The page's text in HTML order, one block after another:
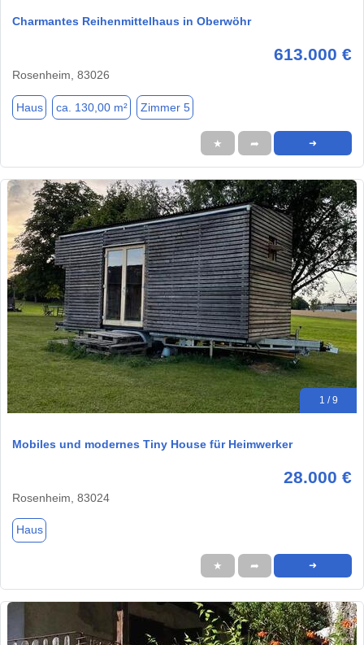
Charmantes Reihenmittelhaus in Oberwöhr
613.000 €
Rosenheim, 83026
Haus ca. 130,00 m² Zimmer 5
★ ➦ ➜
1 / 9
Mobiles und modernes Tiny House für Heimwerker
28.000 €
Rosenheim, 83024
Haus
★ ➦ ➜